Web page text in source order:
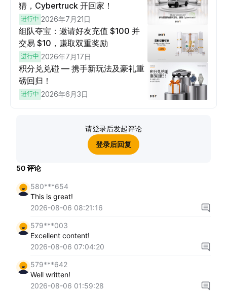
猜，Cybertruck 开回家！
进行中 2026年7月21日
组队夺宝：邀请好友充值 $100 并
交易 $10，赚取双重奖励
进行中 2026年7月17日
积分兑兑碰 — 携手新玩法及豪礼重
磅回归！
进行中 2026年6月3日
请登录后发起评论
登录后回复
50评论
580***654
This is great!
2026-08-06 08:21:16
579***003
Excellent content!
2026-08-06 07:04:20
579***642
Well written!
2026-08-06 01:59:28